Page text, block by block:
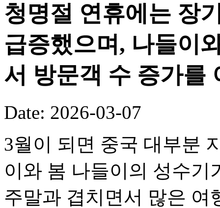
청명절 연휴에는 장
급증했으며, 나들이
서 방문객 수 증가를
Date: 2026-03-07
3월이 되면 중국 대부분
이와 봄 나들이의 성수기
주말과 겹치면서 많은 여